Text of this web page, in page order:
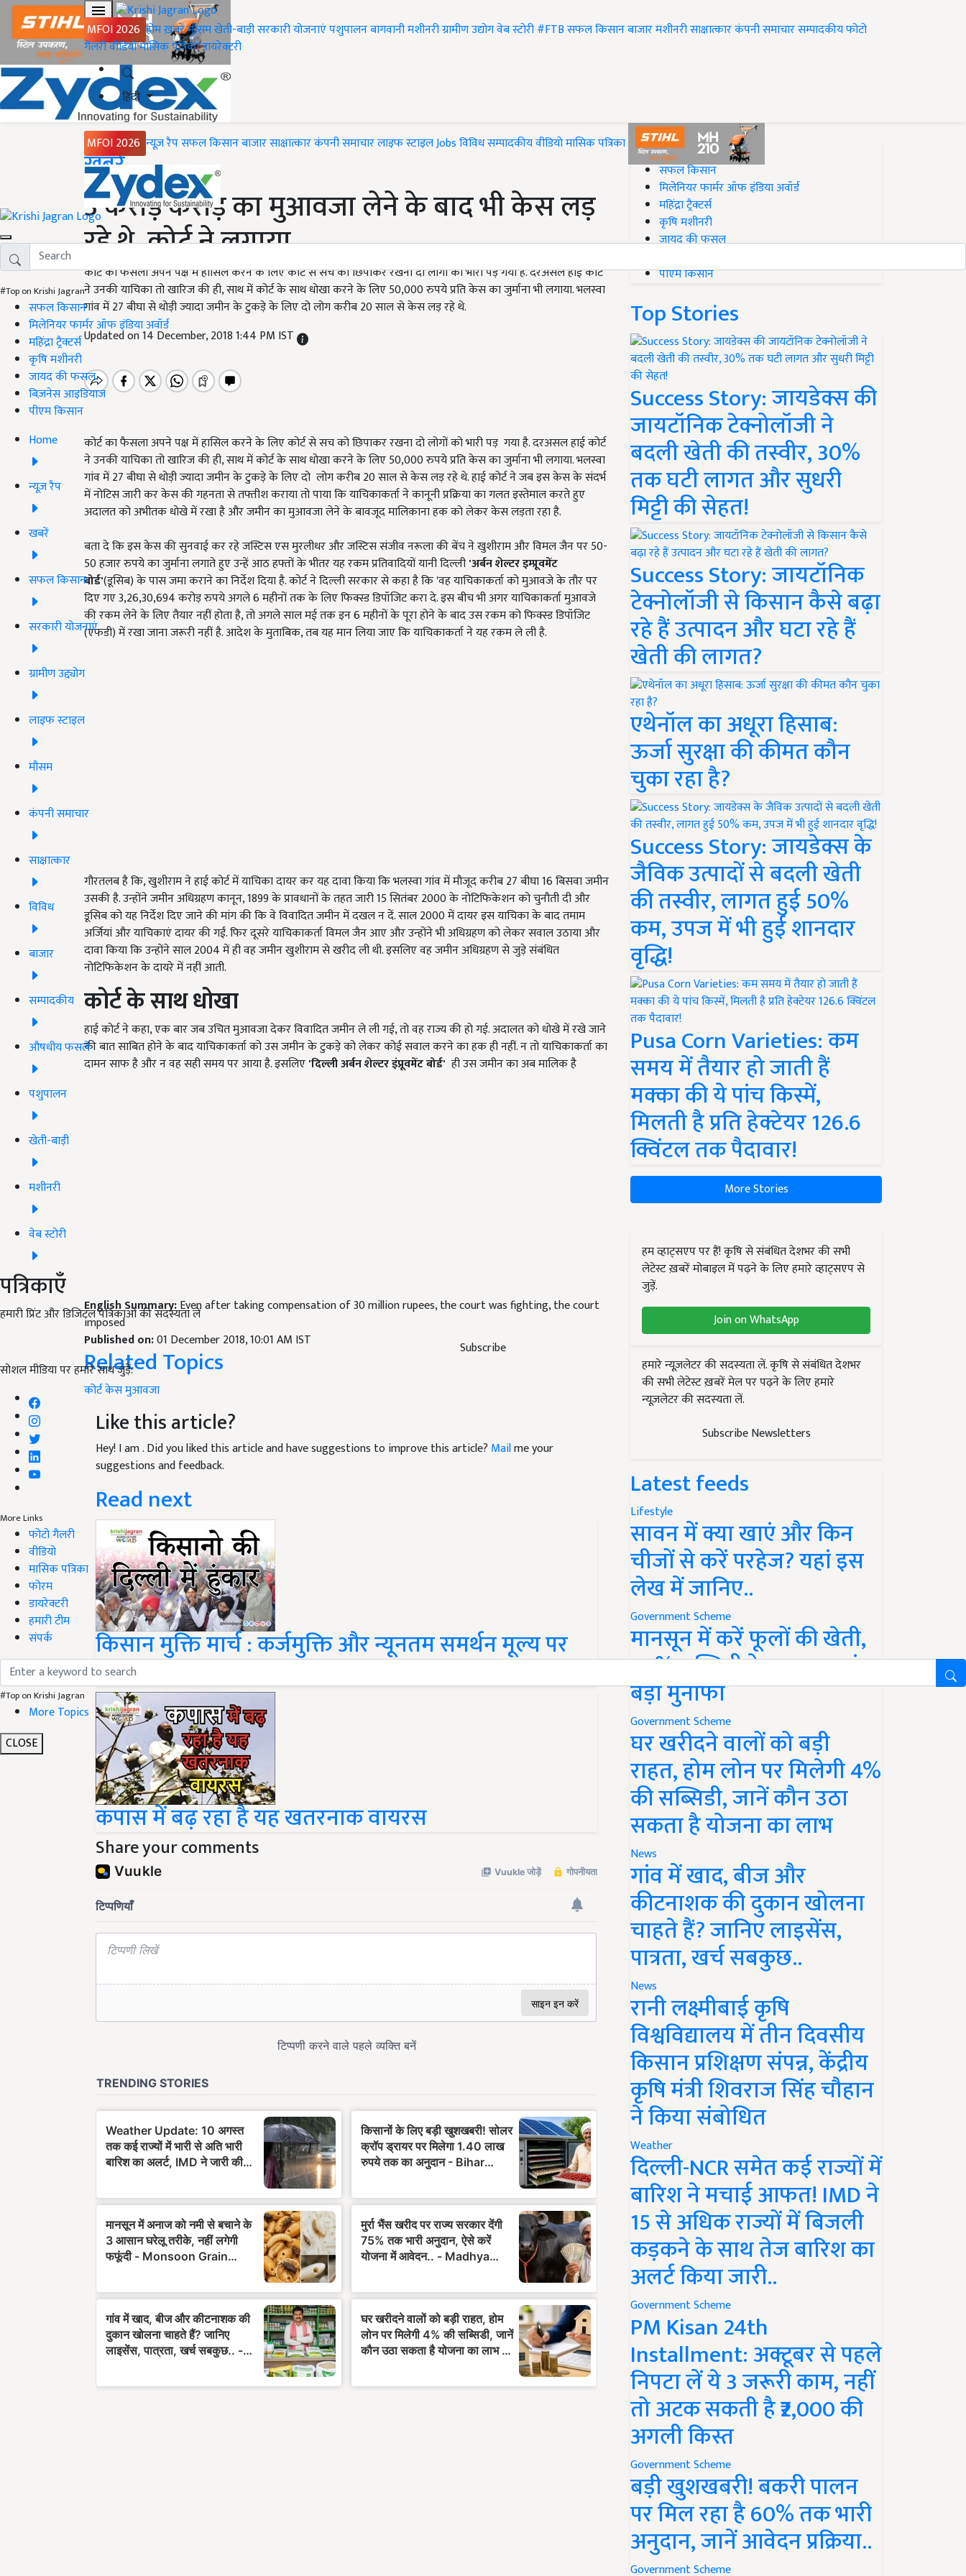
MFOI 2026 होमख़बरेंमौसमखेती-बाड़ीसरकारी योजनाएंपशुपालनबागवानीमशीनरीग्रामीण उद्योगवेब स्टोरी#FTBसफल किसानबाजारमशीनरीसाक्षात्कारकंपनी समाचारसम्पादकीयफोटो
गैलरीवीडियोमासिक पत्रिकाडायरेक्टरी
हिंदी
MFOI 2026 न्यूज़ रैपसफल किसानबाजारसाक्षात्कारकंपनी समाचारलाइफ स्टाइलJobsविविधसम्पादकीयवीडियोमासिक पत्रिका
#Top on Krishi Jagran
सफल किसान
मिलेनियर फार्मर ऑफ इंडिया अवॉर्ड
महिंद्रा ट्रैक्टर्स
कृषि मशीनरी
जायद की फसल
बिज़नेस आइडियाज
पीएम किसान
Home
न्यूज़ रैप
खबरें
सफल किसान
सरकारी योजनाएं
ग्रामीण उद्द्योग
लाइफ स्टाइल
मौसम
कंपनी समाचार
साक्षात्कार
विविध
बाजार
सम्पादकीय
औषधीय फसलें
पशुपालन
खेती-बाड़ी
मशीनरी
वेब स्टोरी
पत्रिकाएँ
हमारी प्रिंट और डिजिटल पत्रिकाओं की सदस्यता लें
Subscribe
सोशल मीडिया पर हमारे साथ जुड़ें:
More Links
फोटो गैलरी
वीडियो
मासिक पत्रिका
फोरम
डायरेक्टरी
हमारी टीम
संपर्क
#Top on Krishi Jagran
More Topics
CLOSE
Home
ख़बरें
3 करोड़ करोड़ का मुआवजा लेने के बाद भी केस लड़
रहे थे, कोर्ट ने लगाया
कोर्ट का फैसला अपने पक्ष में हासिल करने के लिए कोर्ट से सच को छिपाकर रखना दो लोगों को भारी पड़ गया है. दरअसल हाई कोर्ट
ने उनकी याचिका तो खारिज की ही, साथ में कोर्ट के साथ धोखा करने के लिए 50,000 रुपये प्रति केस का जुर्माना भी लगाया. भलस्वा
गांव में 27 बीघा से थोड़ी ज्यादा जमीन के टुकड़े के लिए दो लोग करीब 20 साल से केस लड़ रहे थे.
Updated on 14 December, 2018 1:44 PM IST
कोर्ट का फैसला अपने पक्ष में हासिल करने के लिए कोर्ट से सच को छिपाकर रखना दो लोगों को भारी पड़ गया है. दरअसल हाई कोर्ट
ने उनकी याचिका तो खारिज की ही, साथ में कोर्ट के साथ धोखा करने के लिए 50,000 रुपये प्रति केस का जुर्माना भी लगाया. भलस्वा
गांव में 27 बीघा से थोड़ी ज्यादा जमीन के टुकड़े के लिए दो लोग करीब 20 साल से केस लड़ रहे थे. हाई कोर्ट ने जब इस केस के संदर्भ
में नोटिस जारी कर केस की गहनता से तफ्तीश कराया तो पाया कि याचिकाकर्ता ने कानूनी प्रक्रिया का गलत इस्तेमाल करते हुए
अदालत को अभीतक धोखे में रखा है और जमीन का मुआवजा लेने के बावजूद मालिकाना हक को लेकर केस लड़ता रहा है.
बता दे कि इस केस की सुनवाई कर रहे जस्टिस एस मुरलीधर और जस्टिस संजीव नरूला की बेंच ने खुशीराम और विमल जैन पर 50-
50 हजार रुपये का जुर्माना लगाते हुए उन्हें आठ हफ्तों के भीतर यह रकम प्रतिवादियों यानी दिल्ली'अर्बन शेल्टर इम्प्रूवमेंट
बोर्ड'(डूसिब) के पास जमा कराने का निर्देश दिया है. कोर्ट ने दिल्ली सरकार से कहा है कि 'वह याचिकाकर्ता को मुआवजे के तौर पर
दिए गए 3,26,30,694 करोड़ रुपये अगले 6 महीनों तक के लिए फिक्स्ड डिपॉजिट करा दे. इस बीच भी अगर याचिकाकर्ता मुआवजे
की रकम लेने के लिए तैयार नहीं होता है, तो अगले साल मई तक इन 6 महीनों के पूरा होने के बाद उस रकम को फिक्स्ड डिपॉजिट
(एफडी) में रखा जाना जरूरी नहीं है. आदेश के मुताबिक, तब यह मान लिया जाए कि याचिकाकर्ता ने यह रकम ले ली है.
गौरतलब है कि, खुशीराम ने हाई कोर्ट में याचिका दायर कर यह दावा किया कि भलस्वा गांव में मौजूद करीब 27 बीघा 16 बिसवा जमीन
उसकी है. उन्होंने जमीन अधिग्रहण कानून, 1899 के प्रावधानों के तहत जारी 15 सितंबर 2000 के नोटिफिकेशन को चुनौती दी और
डूसिब को यह निर्देश दिए जाने की मांग की कि वे विवादित जमीन में दखल न दें. साल 2000 में दायर इस याचिका के बाद तमाम
अर्जियां और याचिकाएं दायर की गईं. फिर दूसरे याचिकाकर्ता विमल जैन आए और उन्होंने भी अधिग्रहण को लेकर सवाल उठाया और
दावा किया कि उन्होंने साल 2004 में ही वह जमीन खुशीराम से खरीद ली थी. इसलिए वह जमीन अधिग्रहण से जुड़े संबंधित
नोटिफिकेशन के दायरे में नहीं आती.
कोर्टके साथ धोखा
हाई कोर्ट ने कहा, एक बार जब उचित मुआवजा देकर विवादित जमीन ले ली गई, तो वह राज्य की हो गई. अदालत को धोखे में रखे जाने
की बात साबित होने के बाद याचिकाकर्ता को उस जमीन के टुकड़े को लेकर कोई सवाल करने का हक ही नहीं. न तो याचिकाकर्ता का
दामन साफ है और न वह सही समय पर आया है. इसलिए'दिल्ली अर्बन शेल्टर इंप्रूवमेंट बोर्ड' ही उस जमीन का अब मालिक है
English Summary:Even after taking compensation of 30 million rupees, the court was fighting, the court
imposed
Published on:01 December 2018, 10:01 AM IST
Related Topics
कोर्टकेसमुआवजा
Like this article?
Hey! I am. Did you liked this article and have suggestions to improve this article? Mailme your
suggestions and feedback.
Read next
किसान मुक्ति मार्च : कर्जमुक्ति और न्यूनतम समर्थन मूल्य पर
किसानों का दिल्ली में बड़ा आंदोलन
कपास में बढ़ रहा है यह खतरनाक वायरस
Share your comments
#Top on Krishi Jagran
सफल किसान
मिलेनियर फार्मर ऑफ इंडिया अवॉर्ड
महिंद्रा ट्रैक्टर्स
कृषि मशीनरी
जायद की फसल
पीएम किसान
Top Stories
Success Story: जायडेक्स की
जायटॉनिक टेक्नोलॉजी ने
बदली खेती की तस्वीर, 30%
तक घटी लागत और सुधरी
मिट्टी की सेहत!
Success Story: जायटॉनिक
टेक्नोलॉजी से किसान कैसे बढ़ा
रहे हैं उत्पादन और घटा रहे हैं
खेती की लागत?
एथेनॉल का अधूरा हिसाब:
ऊर्जा सुरक्षा की कीमत कौन
चुका रहा है?
Success Story: जायडेक्स के
जैविक उत्पादों से बदली खेती
की तस्वीर, लागत हुई 50%
कम, उपज में भी हुई शानदार
वृद्धि!
Pusa Corn Varieties: कम
समय में तैयार हो जाती हैं
मक्का की ये पांच किस्में,
मिलती है प्रति हेक्टेयर 126.6
क्विंटल तक पैदावार!
More Stories
हम व्हाट्सएप पर हैं! कृषि से संबंधित देशभर की सभी
लेटेस्ट ख़बरें मोबाइल में पढ़ने के लिए हमारे व्हाट्सएप से
जुड़ें.
Join on WhatsApp
हमारे न्यूज़लेटर की सदस्यता लें. कृषि से संबंधित देशभर
की सभी लेटेस्ट ख़बरें मेल पर पढ़ने के लिए हमारे
न्यूज़लेटर की सदस्यता लें.
Subscribe Newsletters
Latest feeds
Lifestyle
सावन में क्या खाएं और किन
चीजों से करें परहेज? यहां इस
लेख में जानिए..
Government Scheme
मानसून में करें फूलों की खेती,
50% सब्सिडी के साथ कमाएं
बड़ा मुनाफा
Government Scheme
घर खरीदने वालों को बड़ी
राहत, होम लोन पर मिलेगी 4%
की सब्सिडी, जानें कौन उठा
सकता है योजना का लाभ
News
गांव में खाद, बीज और
कीटनाशक की दुकान खोलना
चाहते हैं? जानिए लाइसेंस,
पात्रता, खर्च सबकुछ..
News
रानी लक्ष्मीबाई कृषि
विश्वविद्यालय में तीन दिवसीय
किसान प्रशिक्षण संपन्न, केंद्रीय
कृषि मंत्री शिवराज सिंह चौहान
ने किया संबोधित
Weather
दिल्ली-NCR समेत कई राज्यों में
बारिश ने मचाई आफत! IMD ने
15 से अधिक राज्यों में बिजली
कड़कने के साथ तेज बारिश का
अलर्ट किया जारी..
Government Scheme
PM Kisan 24th
Installment: अक्टूबर से पहले
निपटा लें ये 3 जरूरी काम, नहीं
तो अटक सकती है ₹2,000 की
अगली किस्त
Government Scheme
बड़ी खुशखबरी! बकरी पालन
पर मिल रहा है 60% तक भारी
अनुदान, जानें आवेदन प्रक्रिया..
Government Scheme